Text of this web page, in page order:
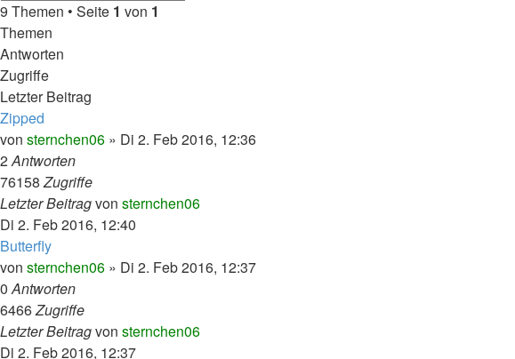
9 Themen • Seite 1 von 1
Themen
Antworten
Zugriffe
Letzter Beitrag
Zipped
von sternchen06 » Di 2. Feb 2016, 12:36
2Antworten
76158Zugriffe
Letzter Beitragvon sternchen06
Di 2. Feb 2016, 12:40
Butterfly
von sternchen06 » Di 2. Feb 2016, 12:37
0Antworten
6466Zugriffe
Letzter Beitragvon sternchen06
Di 2. Feb 2016, 12:37